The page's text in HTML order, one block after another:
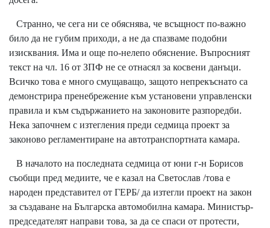
Странно, че сега ни се обяснява, че всъщност по-важно
било да не губим приходи, а не да спазваме подобни
изисквания. Има и още по-нелепо обяснение. Въпросният
текст на чл. 16 от ЗПФ не се отнасял за косвени данъци.
Всичко това е много смущаващо, защото непрекъснато са
демонстрира пренебрежение към установени управленски
правила и към съдържанието на законовите разпоредби.
Нека започнем с изтегления преди седмица проект за
законово регламентиране на автотранспортната камара.
В началото на последната седмица от юни г-н Борисов
съобщи пред медиите, че е казал на Светослав /това е
народен представител от ГЕРБ/ да изтегли проект на закон
за създаване на Българска автомобилна камара. Министър-
председателят направи това, за да се спаси от протести,